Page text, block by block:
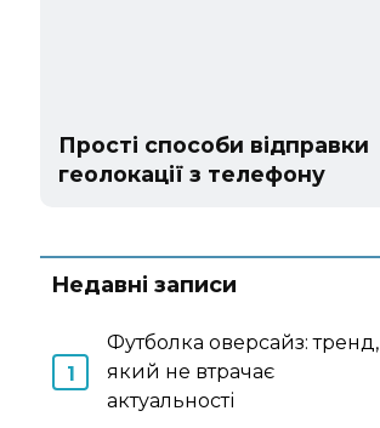
Прості способи відправки
геолокації з телефону
Недавні записи
Футболка оверсайз: тренд,
який не втрачає
актуальності